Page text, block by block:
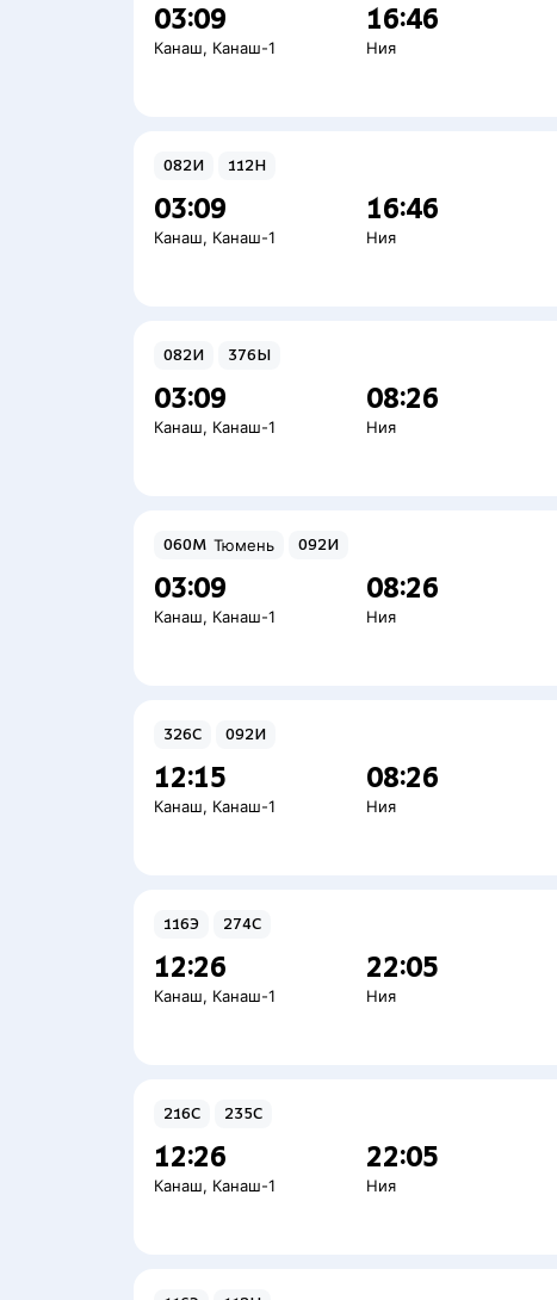
03:09
Канаш, Канаш-1
16:46
Ния
082И 112Н
03:09
Канаш, Канаш-1
16:46
Ния
082И 376Ы
03:09
Канаш, Канаш-1
08:26
Ния
060М Тюмень 092И
03:09
Канаш, Канаш-1
08:26
Ния
326С 092И
12:15
Канаш, Канаш-1
08:26
Ния
116Э 274С
12:26
Канаш, Канаш-1
22:05
Ния
216С 235С
12:26
Канаш, Канаш-1
22:05
Ния